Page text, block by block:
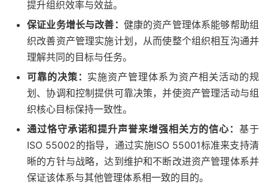
提升组织效率与效益。
保证业务增长与改善： 健康的资产管理体系能够帮助组
织改善资产管理实施计划，从而使整个组织相互沟通并
理解共同的目标与任务。
可靠的决策： 实施资产管理体系为资产相关活动的规
划、协调和控制提供可靠决策，并使资产管理活动与组
织核心目标保持一致性。
通过恪守承诺和提升声誉来增强相关方的信心：基于
ISO 55002的指导，通过实施ISO 55001标准来支持清
晰的方针与战略，达到维护和不断改进资产管理体系并
保证该体系与其他管理体系相一致的目的。